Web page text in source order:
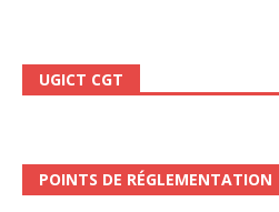
UGICT CGT
POINTS DE RÉGLEMENTATION